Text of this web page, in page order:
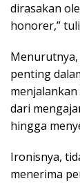
dirasakan
honorer,”
penting
dari
hingga
Ironisnya,
menerima